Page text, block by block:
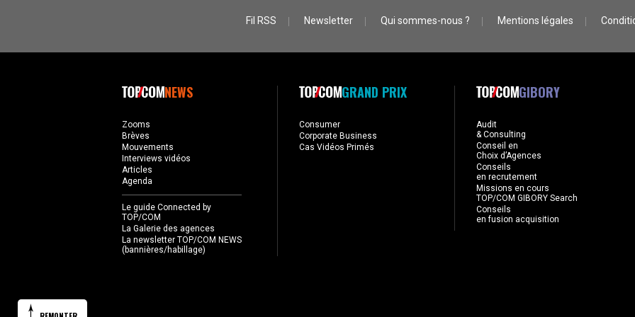
Fil RSS Newsletter Qui sommes-nous ? Mentions légales
NEWS
Zooms
Brèves
Mouvements
Interviews vidéos
Articles
Agenda
Le guide Connected by
TOP/COM
La Galerie des agences
La newsletter TOP/COM NEWS
(bannières/habillage)
GRAND PRIX
Consumer
Corporate Business
Cas Vidéos Primés
GIBORY
Audit
& Consulting
Conseil en
Choix d’Agences
Conseils
en recrutement
Missions en cours
TOP/COM GIBORY Search
Conseils
en fusion acquisition